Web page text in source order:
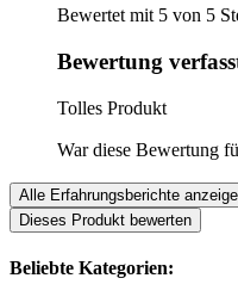
Bewertet mit 5 von 5
Bewertung
Tolles Produkt
War diese Bewertung
Alle Erfahrungsberichte
Dieses Produkt bewerten
Beliebte Kategorien: